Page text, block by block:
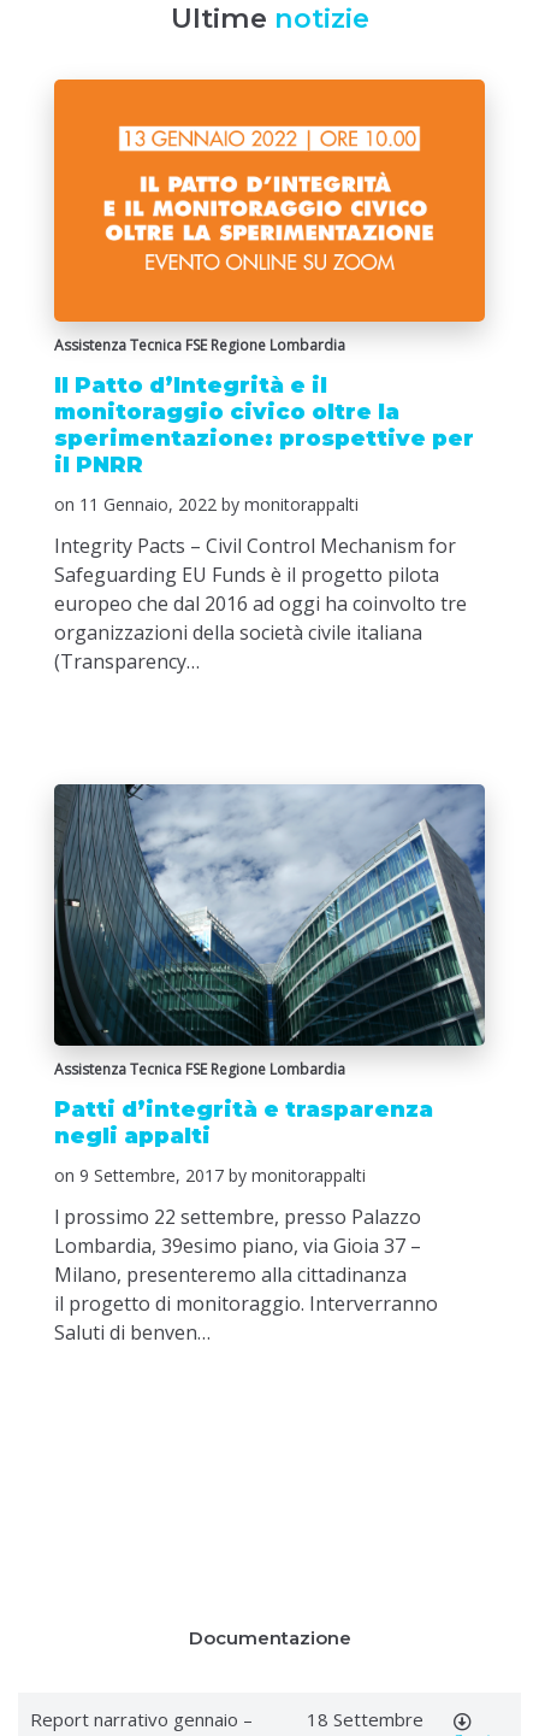
Ultime notizie
Assistenza Tecnica FSE Regione Lombardia
Il Patto d’Integrità e il
monitoraggio civico oltre la
sperimentazione: prospettive per
il PNRR
on 11 Gennaio, 2022 by monitorappalti
Integrity Pacts – Civil Control Mechanism for
Safeguarding EU Funds è il progetto pilota
europeo che dal 2016 ad oggi ha coinvolto tre
organizzazioni della società civile italiana
(Transparency…
Assistenza Tecnica FSE Regione Lombardia
Patti d’integrità e trasparenza
negli appalti
on 9 Settembre, 2017 by monitorappalti
l prossimo 22 settembre, presso Palazzo
Lombardia, 39esimo piano, via Gioia 37 –
Milano, presenteremo alla cittadinanza
il progetto di monitoraggio. Interverranno
Saluti di benven…
Documentazione
Report narrativo gennaio –
18 Settembre